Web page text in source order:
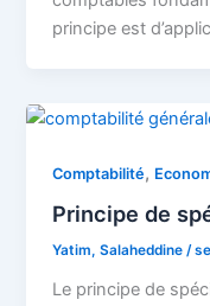
principe est
Comptabilité,
Principe de
Yatim, Salaheddine/
Le principe de